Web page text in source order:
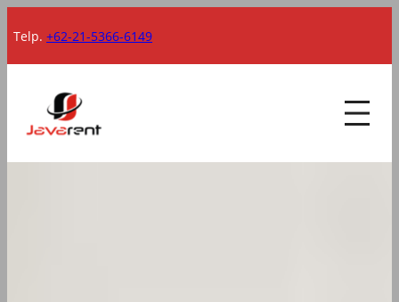
ke
konten
Telp.+62-21-5366-6149